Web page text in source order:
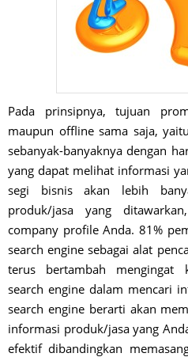
Pada prinsipnya, tujuan
maupun offline sama saja,
sebanyak-banyaknya dengan
yang dapat melihat informasi
segi bisnis akan lebih
produk/jasa yang
company profile Anda. 81%
search engine sebagai alat
terus bertambah mengingat
search engine dalam mencari
search engine berarti akan
informasi produk/jasa yang
efektif dibandingkan